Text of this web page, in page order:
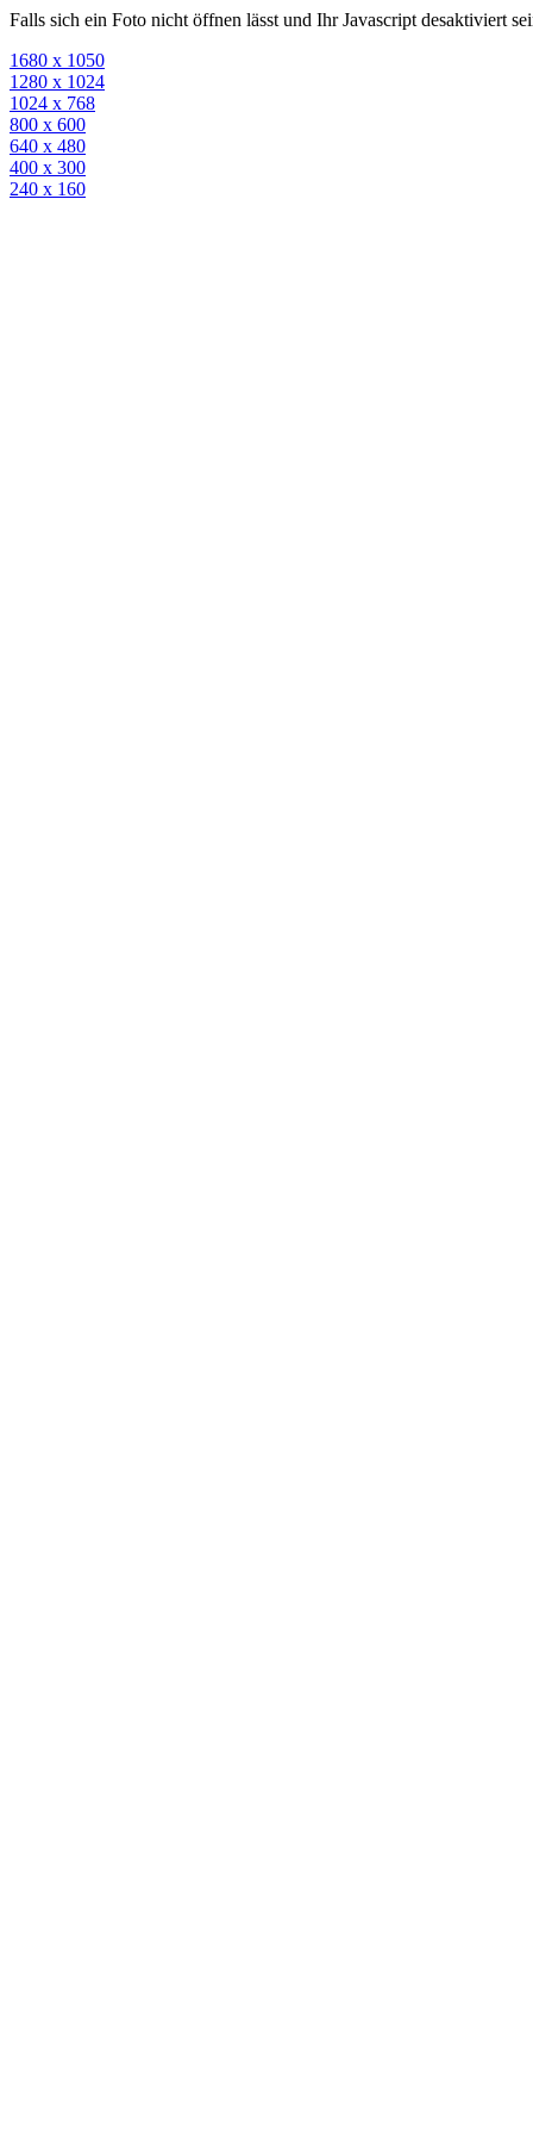
Falls sich ein Foto nicht öffnen lässt und Ihr Javascript desaktiviert
1680 x 1050
1280 x 1024
1024 x 768
800 x 600
640 x 480
400 x 300
240 x 160